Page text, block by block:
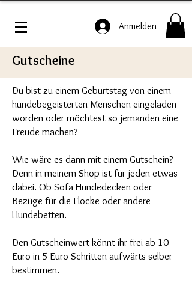
Anmelden
Gutscheine
Du bist zu einem Geburtstag von einem
hundebegeisterten Menschen eingeladen
worden oder möchtest so jemanden eine
Freude machen?
Wie wäre es dann mit einem Gutschein?
Denn in meinem Shop ist für jeden etwas
dabei. Ob Sofa Hundedecken oder
Bezüge für die Flocke oder andere
Hundebetten.
Den Gutscheinwert könnt ihr frei ab 10
Euro in 5 Euro Schritten aufwärts selber
bestimmen.